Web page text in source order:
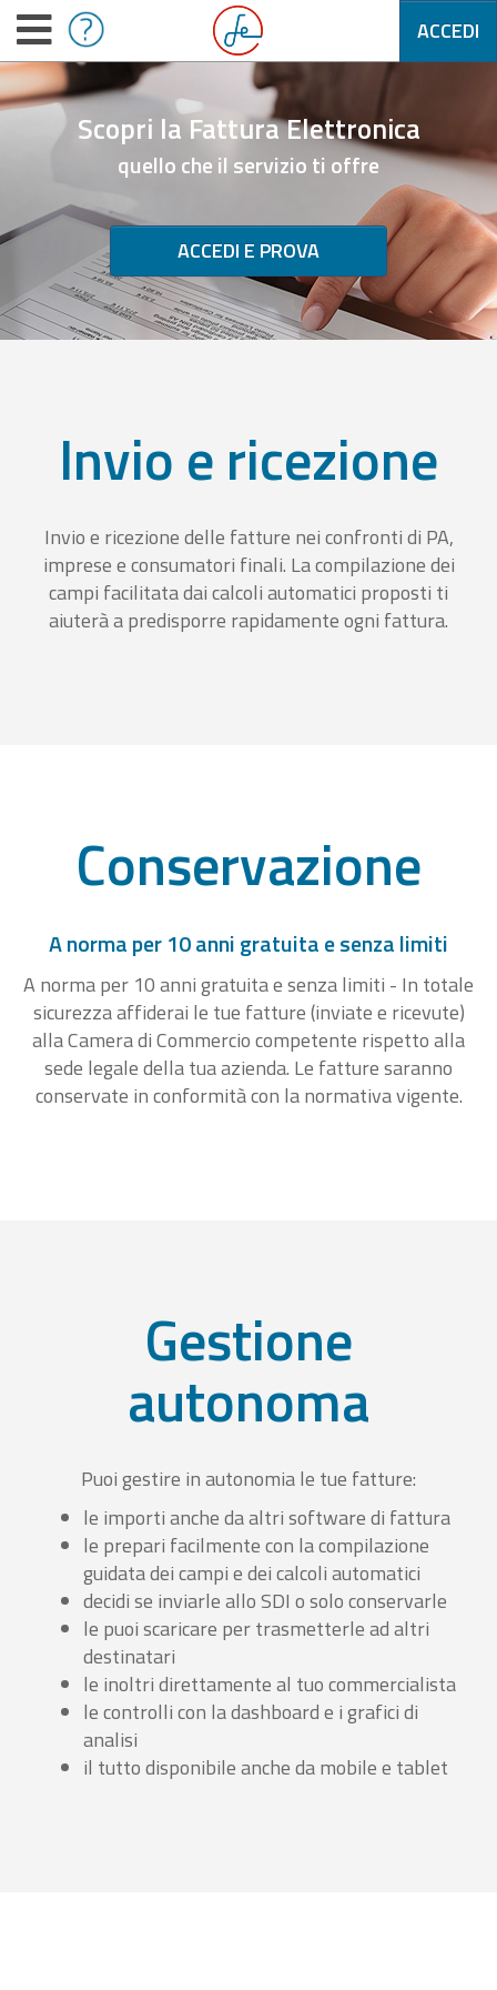
ACCEDI
Scopri la Fattura Elettronica
quello che il servizio ti offre
ACCEDI E PROVA
Invio e ricezione
Invio e ricezione delle fatture nei confronti di PA,
imprese e consumatori finali. La compilazione dei
campi facilitata dai calcoli automatici proposti ti
aiuterà a predisporre rapidamente ogni fattura.
Conservazione
A norma per 10 anni gratuita e senza limiti
A norma per 10 anni gratuita e senza limiti - In totale
sicurezza affiderai le tue fatture (inviate e ricevute)
alla Camera di Commercio competente rispetto alla
sede legale della tua azienda. Le fatture saranno
conservate in conformità con la normativa vigente.
Gestione
autonoma
Puoi gestire in autonomia le tue fatture:
le importi anche da altri software di fattura
le prepari facilmente con la compilazione
guidata dei campi e dei calcoli automatici
decidi se inviarle allo SDI o solo conservarle
le puoi scaricare per trasmetterle ad altri
destinatari
le inoltri direttamente al tuo commercialista
le controlli con la dashboard e i grafici di
analisi
il tutto disponibile anche da mobile e tablet